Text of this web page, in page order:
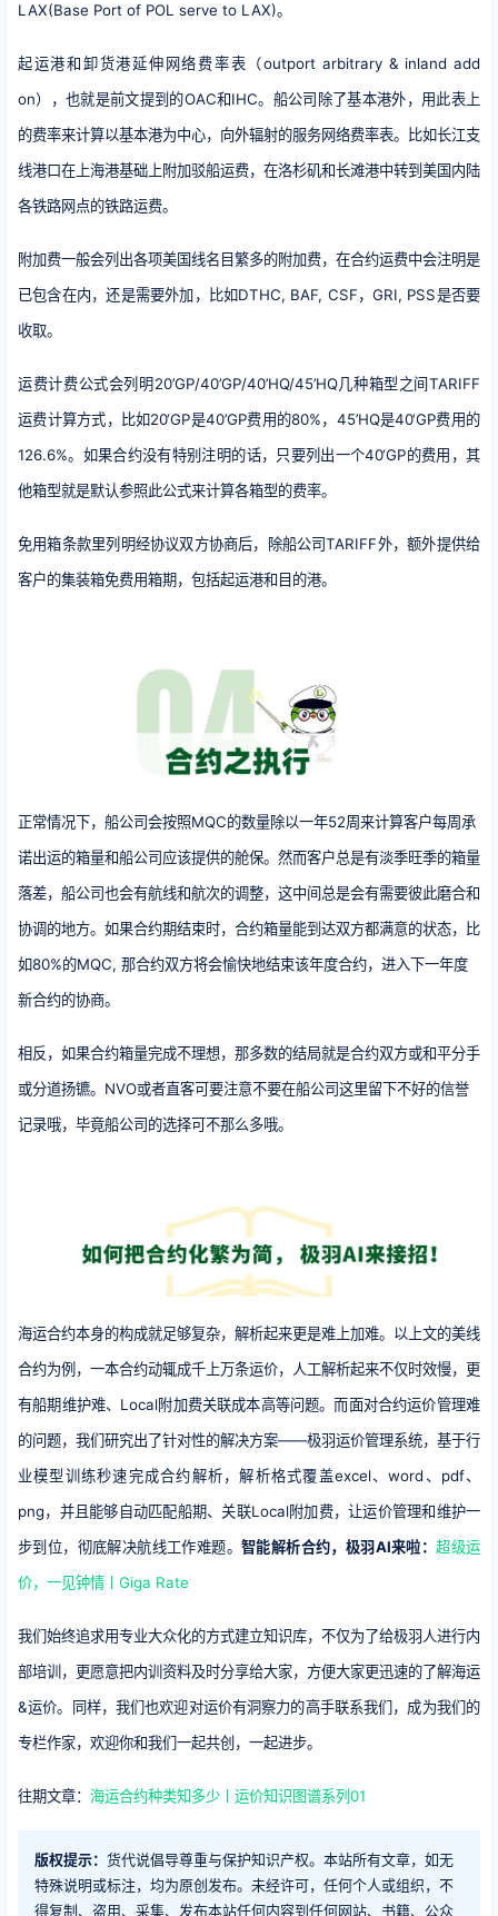
LAX(Base Port of POL serve to LAX)。
起运港和卸货港延伸网络费率表（outport arbitrary & inland add
on），也就是前文提到的OAC和IHC。船公司除了基本港外，用此表上
的费率来计算以基本港为中心，向外辐射的服务网络费率表。比如长江支
线港口在上海港基础上附加驳船运费，在洛杉矶和长滩港中转到美国内陆
各铁路网点的铁路运费。
附加费一般会列出各项美国线名目繁多的附加费，在合约运费中会注明是
已包含在内，还是需要外加，比如DTHC, BAF, CSF，GRI, PSS是否要
收取。
运费计费公式会列明20’GP/40’GP/40’HQ/45’HQ几种箱型之间TARIFF
运费计算方式，比如20‘GP是40’GP费用的80%，45’HQ是40‘GP费用的
126.6%。如果合约没有特别注明的话，只要列出一个40‘GP的费用，其
他箱型就是默认参照此公式来计算各箱型的费率。
免用箱条款里列明经协议双方协商后，除船公司TARIFF外，额外提供给
客户的集装箱免费用箱期，包括起运港和目的港。
正常情况下，船公司会按照MQC的数量除以一年52周来计算客户每周承
诺出运的箱量和船公司应该提供的舱保。然而客户总是有淡季旺季的箱量
落差，船公司也会有航线和航次的调整，这中间总是会有需要彼此磨合和
协调的地方。如果合约期结束时，合约箱量能到达双方都满意的状态，比
如80%的MQC, 那合约双方将会愉快地结束该年度合约，进入下一年度
新合约的协商。
相反，如果合约箱量完成不理想，那多数的结局就是合约双方或和平分手
或分道扬镳。NVO或者直客可要注意不要在船公司这里留下不好的信誉
记录哦，毕竟船公司的选择可不那么多哦。
海运合约本身的构成就足够复杂，解析起来更是难上加难。以上文的美线
合约为例，一本合约动辄成千上万条运价，人工解析起来不仅时效慢，更
有船期维护难、Local附加费关联成本高等问题。而面对合约运价管理难
的问题，我们研究出了针对性的解决方案——极羽运价管理系统，基于行
业模型训练秒速完成合约解析，解析格式覆盖excel、word、pdf、
png，并且能够自动匹配船期、关联Local附加费，让运价管理和维护一
步到位，彻底解决航线工作难题。 智能解析合约，极羽AI来啦：超级运
价，一见钟情丨Giga Rate
我们始终追求用专业大众化的方式建立知识库，不仅为了给极羽人进行内
部培训，更愿意把内训资料及时分享给大家，方便大家更迅速的了解海运
&运价。同样，我们也欢迎对运价有洞察力的高手联系我们，成为我们的
专栏作家，欢迎你和我们一起共创，一起进步。
往期文章： 海运合约种类知多少丨运价知识图谱系列01
版权提示： 货代说倡导尊重与保护知识产权。本站所有文章，如无
特殊说明或标注，均为原创发布。未经许可，任何个人或组织，不
得复制、盗用、采集、发布本站任何内容到任何网站、书籍、公众